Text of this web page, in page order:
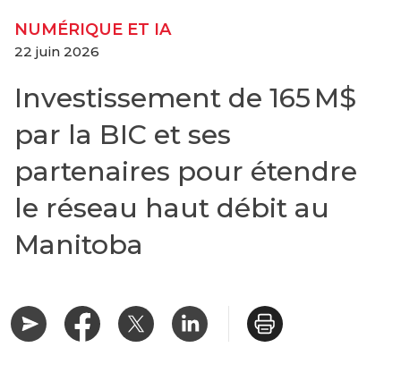
NUMÉRIQUE ET IA
22 juin 2026
Investissement de 165 M$
par la BIC et ses
partenaires pour étendre
le réseau haut débit au
Manitoba